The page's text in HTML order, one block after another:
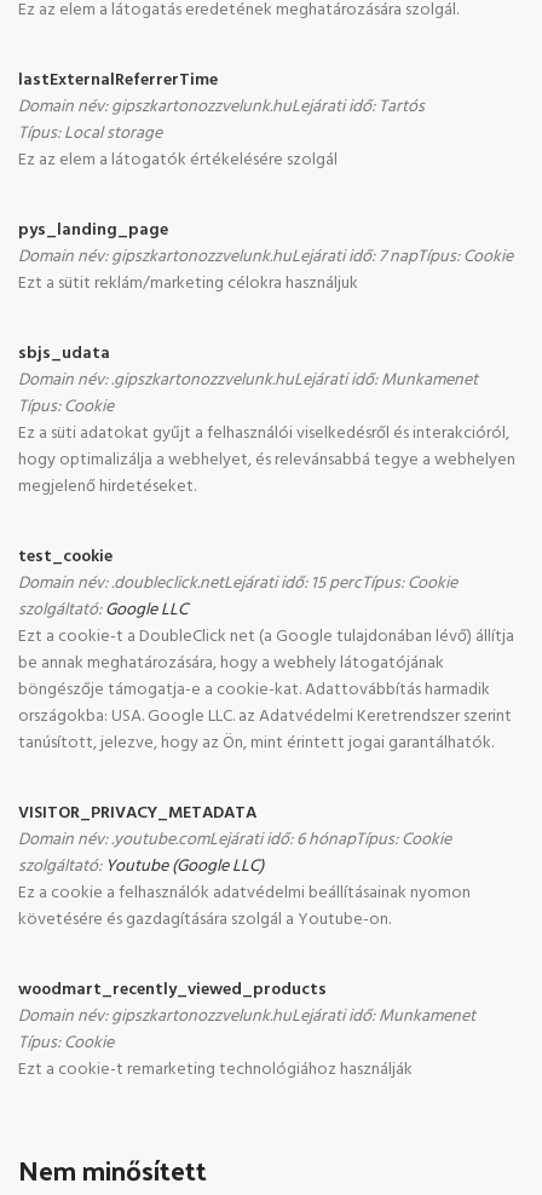
Ez az elem a látogatás eredetének meghatározására szolgál.
lastExternalReferrerTime
Domain név:gipszkartonozzvelunk.huLejárati idő:Tartós
Típus:Local storage
Ez az elem a látogatók értékelésére szolgál
pys_landing_page
Domain név:gipszkartonozzvelunk.huLejárati idő:7 napTípus:Cookie
Ezt a sütit reklám/marketing célokra használjuk
sbjs_udata
Domain név:.gipszkartonozzvelunk.huLejárati idő:Munkamenet
Típus:Cookie
Ez a süti adatokat gyűjt a felhasználói viselkedésről és interakcióról,
hogy optimalizálja a webhelyet, és relevánsabbá tegye a webhelyen
megjelenő hirdetéseket.
test_cookie
Domain név:.doubleclick.netLejárati idő:15 percTípus:Cookie
szolgáltató:Google LLC
Ezt a cookie-t a DoubleClick net (a Google tulajdonában lévő) állítja
be annak meghatározására, hogy a webhely látogatójának
böngészője támogatja-e a cookie-kat. Adattovábbítás harmadik
országokba: USA. Google LLC. az Adatvédelmi Keretrendszer szerint
tanúsított, jelezve, hogy az Ön, mint érintett jogai garantálhatók.
VISITOR_PRIVACY_METADATA
Domain név:.youtube.comLejárati idő:6 hónapTípus:Cookie
szolgáltató: Youtube (Google LLC)
Ez a cookie a felhasználók adatvédelmi beállításainak nyomon
követésére és gazdagítására szolgál a Youtube-on.
woodmart_recently_viewed_products
Domain név:gipszkartonozzvelunk.huLejárati idő:Munkamenet
Típus:Cookie
Ezt a cookie-t remarketing technológiához használják
Nem minősített